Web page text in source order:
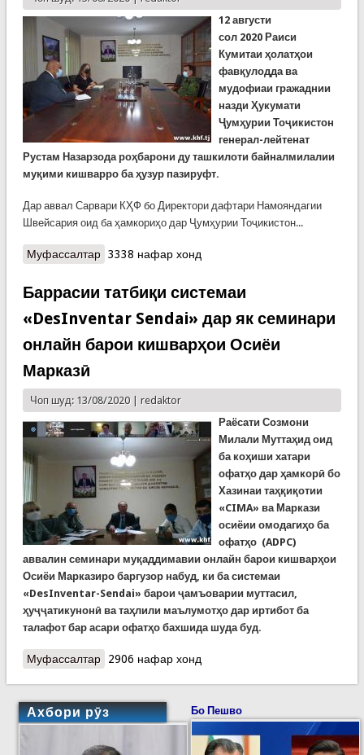
12 августи
сол2020 Раиси
Кумитаи ҳолатҳои
фавқулодда ва
мудофиаи гражаднии
назди Ҳукумати
Ҷумҳурии Тоҷикистон
генерал-лейтенат
Рустам Назарзода роҳбарони ду ташкилоти байналмилалии
муқими кишварро ба ҳузур пазируфт.
Дар аввал Сарвари КҲФ бо Директори дафтари Намояндагии
Швейсария оид ба ҳамкориҳо дар Ҷумҳурии Тоҷикистон...
Муфассалтаро Мулоқоти генерал Назарзода бо сарварони ду
3338 нафар хонд
Баррасии татбиқи системаи
«DesInventar Sendai» дар як семинари
онлайн барои кишварҳои Осиёи
Марказӣ
Чоп шуд: 13/08/2020 | redaktor
Раёсати Созмони
Милали Муттаҳид оид
ба коҳиши хатари
офатҳо дар ҳамкорӣ бо
Хазинаи таҳқиқотии
«CIMA» ва Маркази
осиёии омодагиҳо ба
офатҳо (ADPC)
аввалин семинари муқаддимавии онлайн барои кишварҳои
Осиёи Марказиро баргузор набуд, ки ба системаи
«DesInventar-Sendai» барои ҷамъоварии муттасил,
ҳуҷҷатикунонӣ ва таҳлили маълумотҳо дар иртибот ба
талафот бар асари офатҳо бахшида шуда буд.
Муфассалтаро Баррасии татбиқи системаи «DesInventar
2906 нафар хонд
Ахбори рӯз Бо Пешво